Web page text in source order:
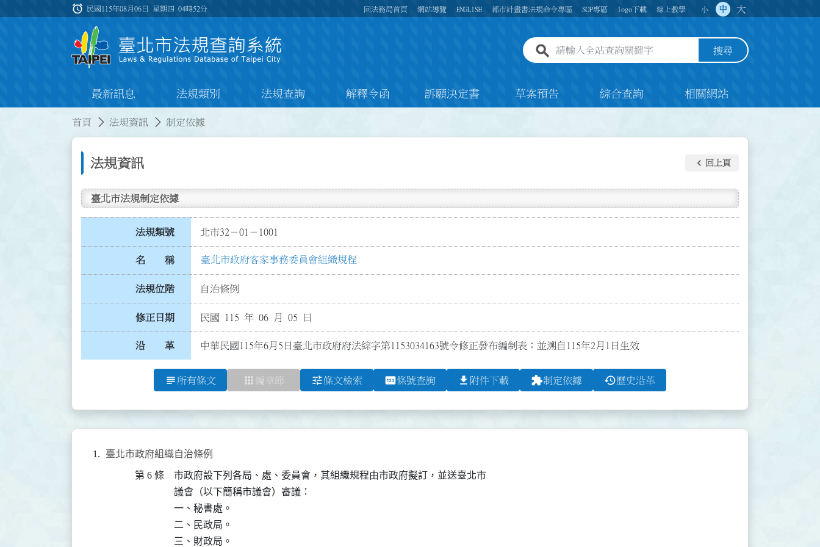
:::
alarm 民國115年08月06日 星期四04時52分 回法務局首頁 網站導覽 ENGLISH 都市計畫書法規命令專區 SOP專區 logo下載 線上教學 小 中 大
全站查詢關鍵字欄位 搜尋
最新訊息 法規類別 法規查詢 解釋令函 訴願決定書 草案預告 綜合查詢 相關網站
首頁 法規資訊 制定依據
法規資訊 keyboard_arrow_left 回上頁
臺北市法規制定依據
法規類號 北市32－01－1001
名 稱 臺北市政府客家事務委員會組織規程
法規位階 自治條例
修正日期 民國 115 年 06 月 05 日
沿 革 中華民國115年6月5日臺北市政府府法綜字第1153034163號令修正發布編制表；並溯自115年2月1日生效
subject 所有條文 apps 編章節 tune條文檢索 pin條號查詢 file_download 附件下載 extension制定依據 history歷史沿革
臺北市政府組織自治條例
第 6 條
市政府設下列各局、處、委員會，其組織規程由市政府擬訂，並送臺北市
議會（以下簡稱市議會）審議：
一、秘書處。
二、民政局。
三、財政局。